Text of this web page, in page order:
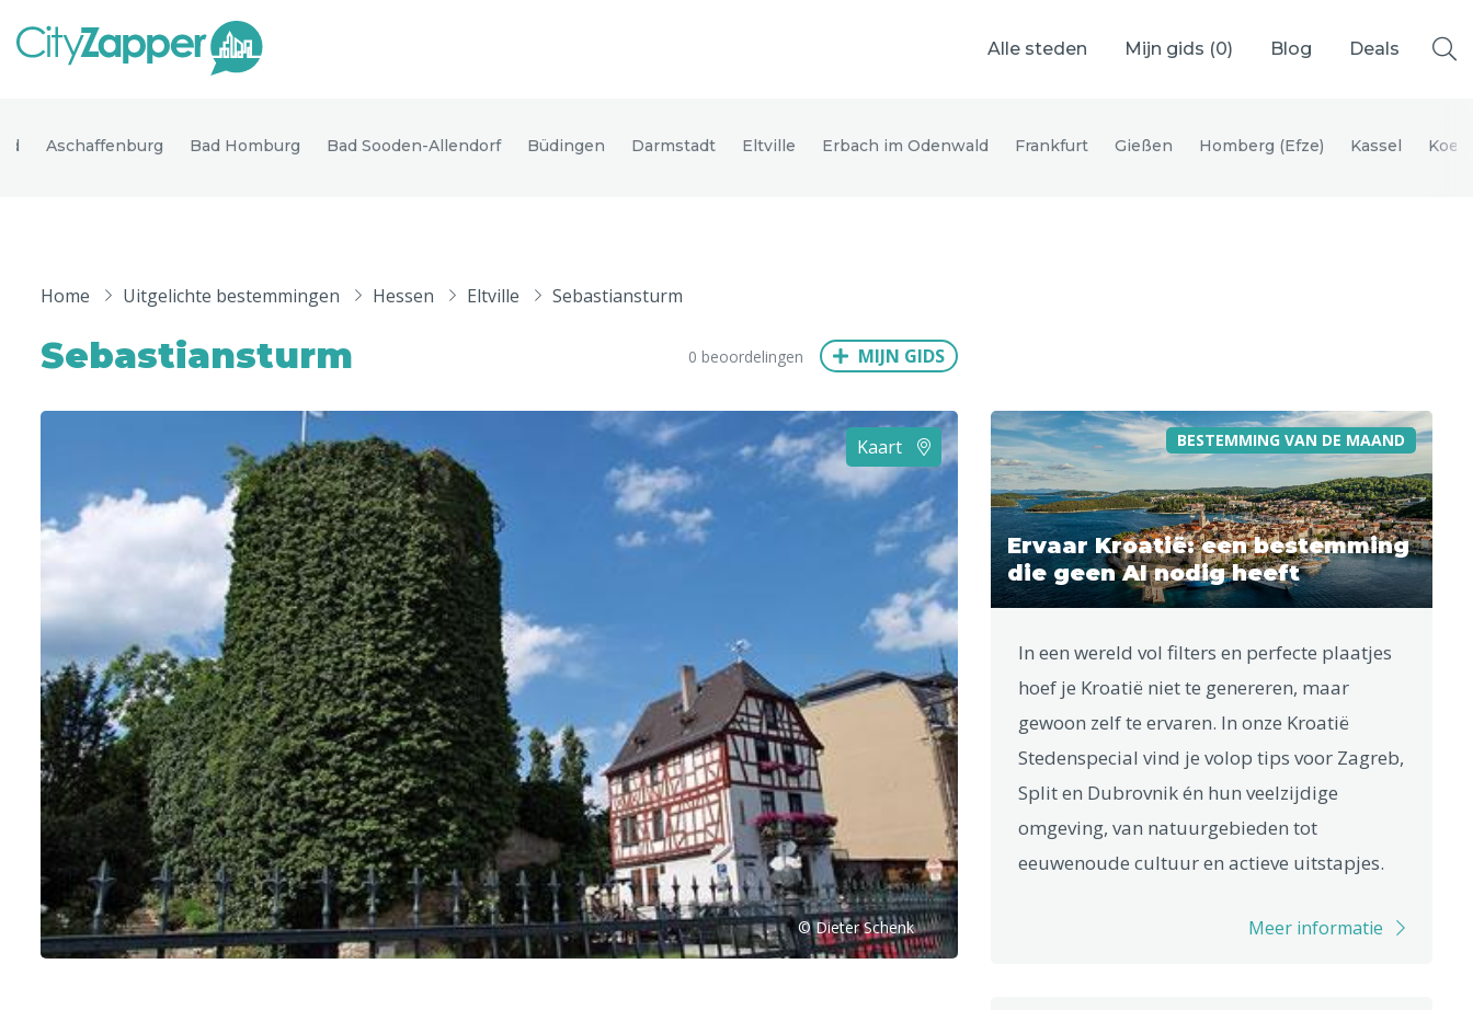
Alle steden Mijn gids (0) Blog Deals
Nederland
Europa
Andere wereldsteden
Uitgelichte bestemmingen
München Wenen Budapest Bangkok
Aschaffenburg Bad Homburg Bad Sooden-Allendorf Büdingen Darmstadt Eltville Erbach im Odenwald Frankfurt Gießen Homberg (Efze) Kassel
Home Uitgelichte bestemmingen Hessen Eltville Sebastiansturm
Sebastiansturm 0 beoordelingen MIJN GIDS
Kaart
© Dieter Schenk
BESTEMMING VAN DE MAAND
Ervaar Kroatië: een bestemming
die geen AI nodig heeft
In een wereld vol filters en perfecte plaatjes
hoef je Kroatië niet te genereren, maar
gewoon zelf te ervaren. In onze Kroatië
Stedenspecial vind je volop tips voor Zagreb,
Split en Dubrovnik én hun veelzijdige
omgeving, van natuurgebieden tot
eeuwenoude cultuur en actieve uitstapjes.
Meer informatie